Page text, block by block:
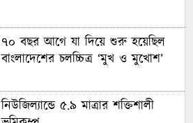
৭০ বছর আগে যা ‍দিয়ে শুরু হয়েছিল
বাংলাদেশের চলচ্চিত্র ‘মুখ ও মুখোশ’
নিউজিল্যান্ডে ৫.৯ মাত্রার শক্তিশালী